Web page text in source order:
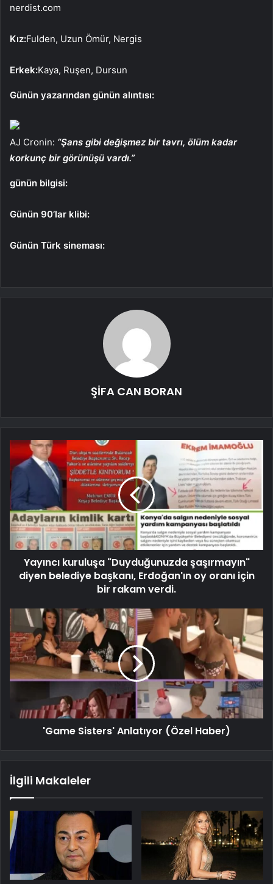
nerdist.com
Kız:Fulden, Uzun Ömür, Nergis
Erkek:Kaya, Ruşen, Dursun
Günün yazarından günün alıntısı:
AJ Cronin: “Şans gibi değişmez bir tavrı, ölüm kadar
korkunç bir görünüşü vardı.”
günün bilgisi:
Günün 90’lar klibi:
Günün Türk sineması:
ŞİFA CAN BORAN
Yayıncı kuruluşa "Duyduğunuzda şaşırmayın"
diyen belediye başkanı, Erdoğan'ın oy oranı için
bir rakam verdi.
'Game Sisters' Anlatıyor (Özel Haber)
İlgili Makaleler